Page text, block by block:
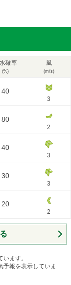
確率
(%)
風
(m/s)
40
3
80
2
40
3
30
3
20
2
ます。
報を表示していま